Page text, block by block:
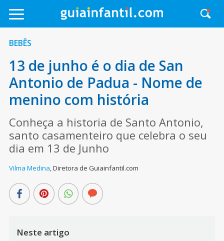
BEBÊS
13 de junho é o dia de San
Antonio de Padua - Nome de
menino com história
Conheça a historia de Santo Antonio,
santo casamenteiro que celebra o seu
dia em 13 de Junho
Vilma Medina,Diretora de Guiainfantil.com
Neste artigo